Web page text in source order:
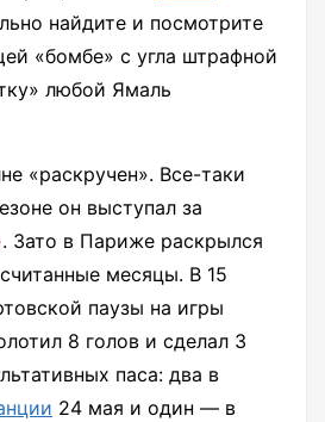
найдите и посмотрите
«бомбе» с угла штрафной
любой Ямаль
«раскручен». Все-таки
он выступал за
Зато в Париже раскрылся
месяцы. В 15
паузы на игры
8 голов и сделал 3
паса: два в
24 мая и один — в